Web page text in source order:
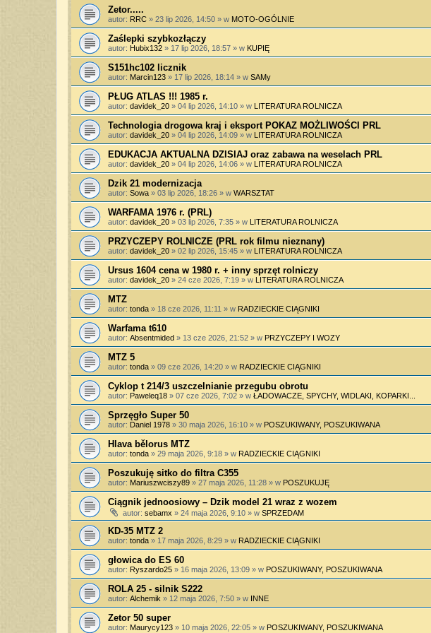
Zetor.....
autor: RRC » 23 lip 2026, 14:50 » w MOTO-OGÓLNIE
Zaślepki szybkozłączy
autor: Hubix132 » 17 lip 2026, 18:57 » w KUPIĘ
S151hc102 licznik
autor: Marcin123 » 17 lip 2026, 18:14 » w SAMy
PŁUG ATLAS !!! 1985 r.
autor: davidek_20 » 04 lip 2026, 14:10 » w LITERATURA ROLNICZA
Technologia drogowa kraj i eksport POKAZ MOŻLIWOŚCI PRL
autor: davidek_20 » 04 lip 2026, 14:09 » w LITERATURA ROLNICZA
EDUKACJA AKTUALNA DZISIAJ oraz zabawa na weselach PRL
autor: davidek_20 » 04 lip 2026, 14:06 » w LITERATURA ROLNICZA
Dzik 21 modernizacja
autor: Sowa » 03 lip 2026, 18:26 » w WARSZTAT
WARFAMA 1976 r. (PRL)
autor: davidek_20 » 03 lip 2026, 7:35 » w LITERATURA ROLNICZA
PRZYCZEPY ROLNICZE (PRL rok filmu nieznany)
autor: davidek_20 » 02 lip 2026, 15:45 » w LITERATURA ROLNICZA
Ursus 1604 cena w 1980 r. + inny sprzęt rolniczy
autor: davidek_20 » 24 cze 2026, 7:19 » w LITERATURA ROLNICZA
MTZ
autor: tonda » 18 cze 2026, 11:11 » w RADZIECKIE CIĄGNIKI
Warfama t610
autor: Absentmided » 13 cze 2026, 21:52 » w PRZYCZEPY I WOZY
MTZ 5
autor: tonda » 09 cze 2026, 14:20 » w RADZIECKIE CIĄGNIKI
Cyklop t 214/3 uszczelnianie przegubu obrotu
autor: Paweleq18 » 07 cze 2026, 7:02 » w ŁADOWACZE, SPYCHY, WIDLAKI, KOPARKI...
Sprzęgło Super 50
autor: Daniel 1978 » 30 maja 2026, 16:10 » w POSZUKIWANY, POSZUKIWANA
Hlava bělorus MTZ
autor: tonda » 29 maja 2026, 9:18 » w RADZIECKIE CIĄGNIKI
Poszukuję sitko do filtra C355
autor: Mariuszwciszy89 » 27 maja 2026, 11:28 » w POSZUKUJĘ
Ciągnik jednoosiowy – Dzik model 21 wraz z wozem
autor: sebamx » 24 maja 2026, 9:10 » w SPRZEDAM
KD-35 MTZ 2
autor: tonda » 17 maja 2026, 8:29 » w RADZIECKIE CIĄGNIKI
głowica do ES 60
autor: Ryszardo25 » 16 maja 2026, 13:09 » w POSZUKIWANY, POSZUKIWANA
ROLA 25 - silnik S222
autor: Alchemik » 12 maja 2026, 7:50 » w INNE
Zetor 50 super
autor: Maurycy123 » 10 maja 2026, 22:05 » w POSZUKIWANY, POSZUKIWANA